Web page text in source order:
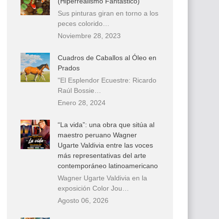
Sus pinturas giran en torno a los
peces colorido…
Noviembre 28, 2023
Cuadros de Caballos al Óleo en
Prados
"El Esplendor Ecuestre: Ricardo
Raúl Bossie…
Enero 28, 2024
“La vida”: una obra que sitúa al
maestro peruano Wagner
Ugarte Valdivia entre las voces
más representativas del arte
contemporáneo latinoamericano
Wagner Ugarte Valdivia en la
exposición Color Jou…
Agosto 06, 2026